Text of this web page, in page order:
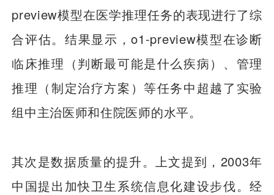
preview模型在医学推理任务的表现进行了综
合评估。结果显示，o1-preview模型在诊断
临床推理（判断最可能是什么疾病）、管理
推理（制定治疗方案）等任务中超越了实验
组中主治医师和住院医师的水平。
其次是数据质量的提升。上文提到，2003年
中国提出加快卫生系统信息化建设步伐。经